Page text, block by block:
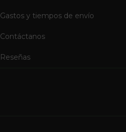
Gastos y tiempos de envío
Contáctanos
Reseñas